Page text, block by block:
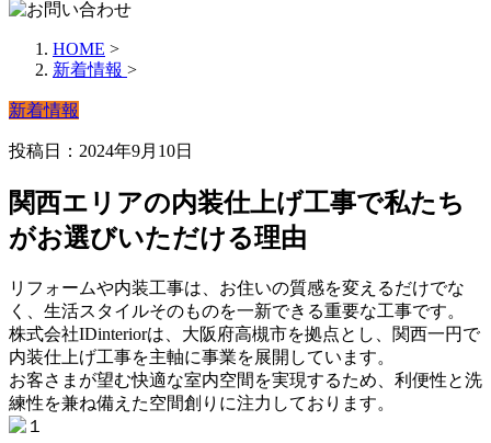
HOME >
新着情報 >
新着情報
投稿日：2024年9月10日
関西エリアの内装仕上げ工事で私たち
がお選びいただける理由
リフォームや内装工事は、お住いの質感を変えるだけでな
く、生活スタイルそのものを一新できる重要な工事です。
株式会社IDinteriorは、大阪府高槻市を拠点とし、関西一円で
内装仕上げ工事を主軸に事業を展開しています。
お客さまが望む快適な室内空間を実現するため、利便性と洗
練性を兼ね備えた空間創りに注力しております。